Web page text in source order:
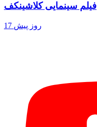
فیلم سینمایی کلاشینکف
17 روز پیش